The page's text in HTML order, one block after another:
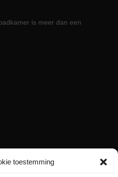
toestemming
is meer dan een